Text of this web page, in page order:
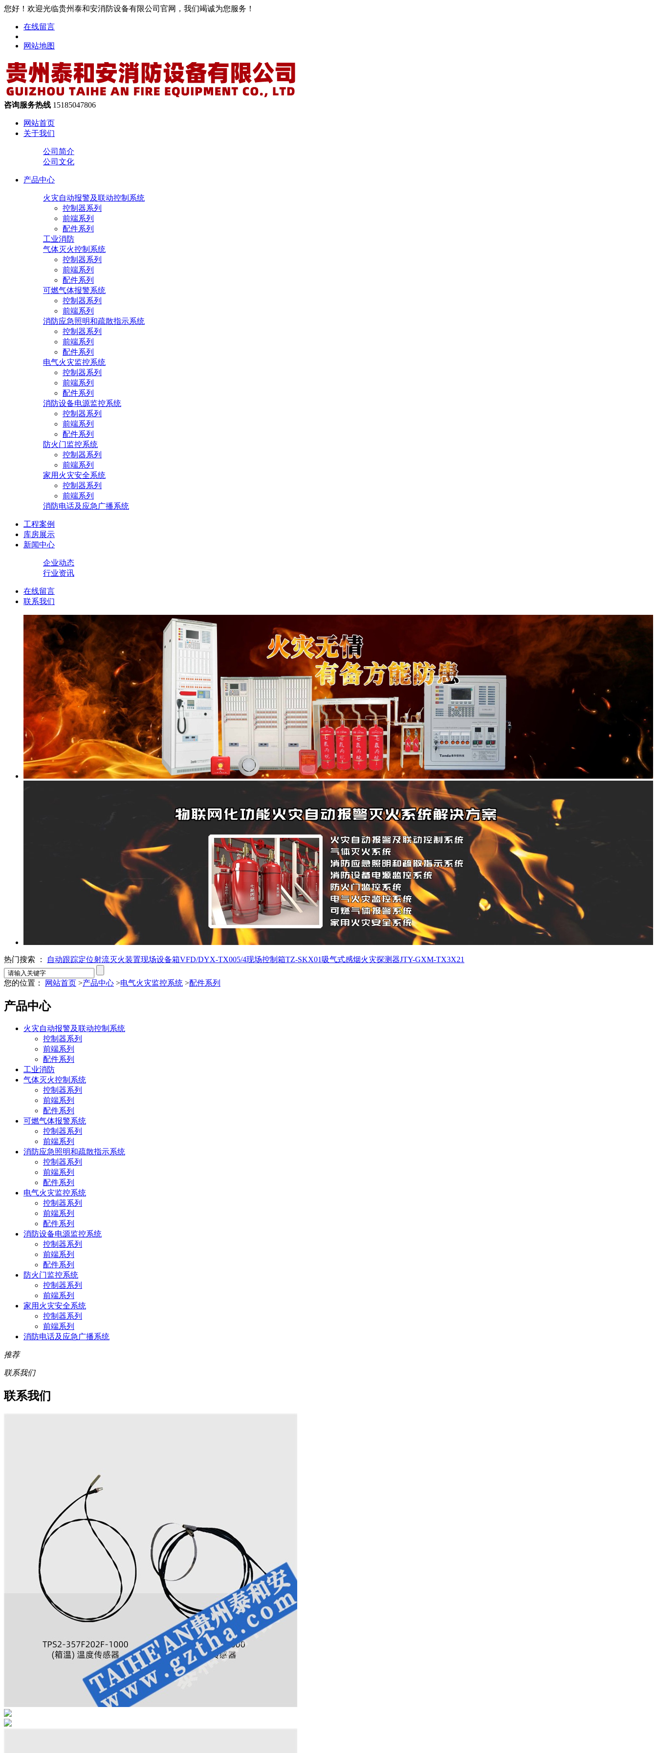
您好！欢迎光临贵州泰和安消防设备有限公司官网，我们竭诚为您服务！
在线留言
网站地图
咨询服务热线 15185047806
网站首页
关于我们
公司简介
公司文化
产品中心
火灾自动报警及联动控制系统
控制器系列
前端系列
配件系列
工业消防
气体灭火控制系统
控制器系列
前端系列
配件系列
可燃气体报警系统
控制器系列
前端系列
消防应急照明和疏散指示系统
控制器系列
前端系列
配件系列
电气火灾监控系统
控制器系列
前端系列
配件系列
消防设备电源监控系统
控制器系列
前端系列
配件系列
防火门监控系统
控制器系列
前端系列
家用火灾安全系统
控制器系列
前端系列
消防电话及应急广播系统
工程案例
库房展示
新闻中心
企业动态
行业资讯
在线留言
联系我们
热门搜索 ： 自动跟踪定位射流灭火装置现场设备箱VFD/DYX-TX005/4现场控制箱TZ-SKX01 吸气式感烟火灾探测器JTY-GXM-TX3X21
您的位置： 网站首页 >产品中心 >电气火灾监控系统 >配件系列
产品中心
火灾自动报警及联动控制系统
控制器系列
前端系列
配件系列
工业消防
气体灭火控制系统
控制器系列
前端系列
配件系列
可燃气体报警系统
控制器系列
前端系列
消防应急照明和疏散指示系统
控制器系列
前端系列
配件系列
电气火灾监控系统
控制器系列
前端系列
配件系列
消防设备电源监控系统
控制器系列
前端系列
配件系列
防火门监控系统
控制器系列
前端系列
家用火灾安全系统
控制器系列
前端系列
消防电话及应急广播系统
推荐
联系我们
联系我们